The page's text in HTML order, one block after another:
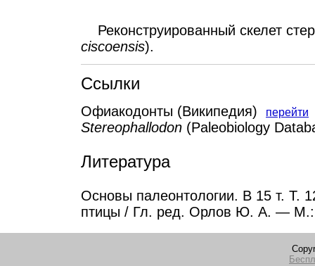
Реконструированный скелет
ciscoensis).
Ссылки
Офиакодонты (Википедия) перейти
Stereophallodon (Paleobiology
Литература
Основы палеонтологии. В 15 т. Т.
птицы / Гл. ред. Орлов Ю. А. — М.: